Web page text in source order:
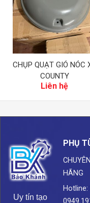
CHỤP QUẠT GIÓ NÓC
COUNTY
Liên hệ
Uy tín tạo
PHỤ
HÃNG